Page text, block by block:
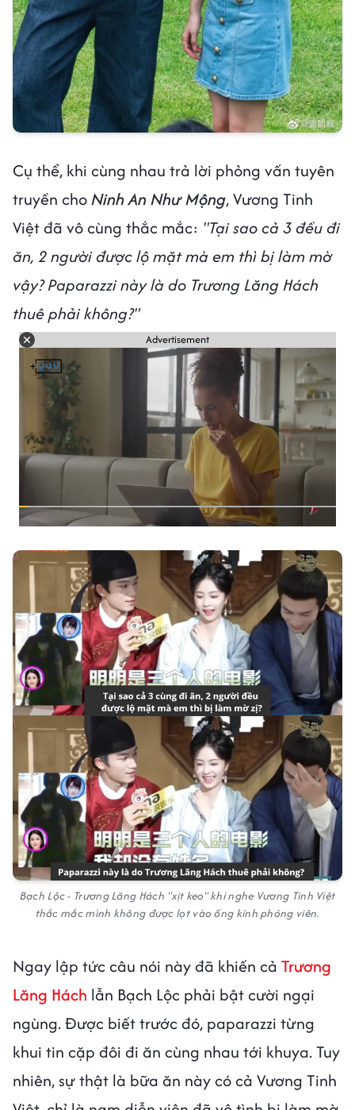
Cụ thể, khi cùng nhau trả lời phỏng vấn tuyên
truyền choNinh An Như Mộng, Vương Tinh
Việt đã vô cùng thắc mắc: "Tại sao cả 3 đều đi
ăn, 2 người được lộ mặt mà em thì bị làm mờ
vậy? Paparazzi này là do Trương Lăng Hách
thuê phải không?"
Advertisement
Bạch Lộc - Trương Lăng Hách "xịt keo" khi nghe Vương Tinh Việt
thắc mắc mình không được lọt vào ống kính phóng viên.
Ngay lập tức câu nói này đã khiến cả Trương
Lăng Hách lẫn Bạch Lộc phải bật cười ngại
ngùng. Được biết trước đó, paparazzi từng
khui tin cặp đôi đi ăn cùng nhau tới khuya. Tuy
nhiên, sự thật là bữa ăn này có cả Vương Tinh